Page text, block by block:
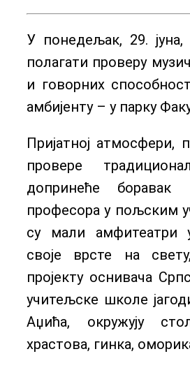
У понедељак, 29.
полагати проверу
и говорних
амбијенту – у парку
Пријатној атмосфери,
провере
допринеће боравак
професора у пољским
су мали амфитеатри
своје врсте на
пројекту оснивача
учитељске школе
Аџића, окружују
храстова, гинка,